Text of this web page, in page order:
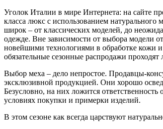
Уголок Италии в мире Интернета: на сайте
класса люкс с использованием
широк – от классических моделей, до
одежде. Вне зависимости от выбора модели
новейшими технологиями в обработке кожи и
обязательные сезонные распродажи
Выбор меха – дело непростое. Продавцы-
эксклюзивной продукцией. Они хорошо
Безусловно, на них ложится
условиях покупки и примерки изделий.
В этом сезоне как всегда царствуют